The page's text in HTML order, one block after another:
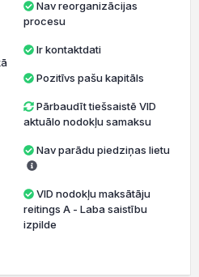
Nav reorganizācijas
procesu
Ir kontaktdati
Pozitīvs pašu kapitāls
Pārbaudīt tiešsaistē VID
aktuālo nodokļu samaksu
Nav parādu piedziņas lietu
VID nodokļu maksātāju
reitings A - Laba saistību
izpilde